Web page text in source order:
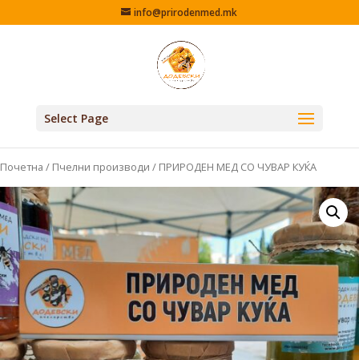
info@prirodenmed.mk
Select Page
Почетна / Пчелни производи / ПРИРОДЕН МЕД СО ЧУВАР КУЌА